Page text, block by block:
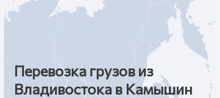
Перевозка грузов из
Владивостока в Камышин